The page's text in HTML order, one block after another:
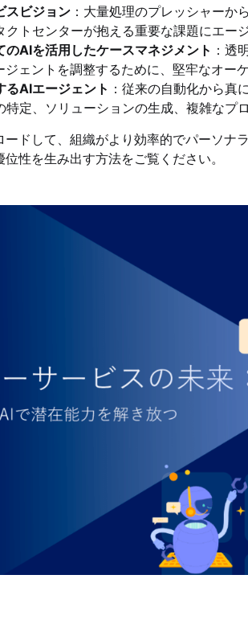
スビジョン ：大量処理のプレッシャーか
クトセンターが抱える重要な課題にエー
AIを活用したケースマネジメント ：透
ジェントを調整するために、堅牢なオー
るAIエージェント ：従来の自動化から真
定、ソリューションの生成、複雑なプ
ドして、組織がより効率的でパーソナ
性を生み出す方法をご覧ください。